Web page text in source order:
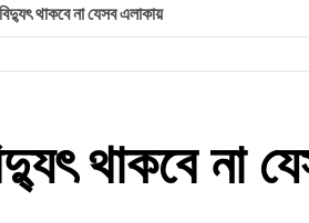
থাকবে না যেসব এলাকায়
থাকবে না